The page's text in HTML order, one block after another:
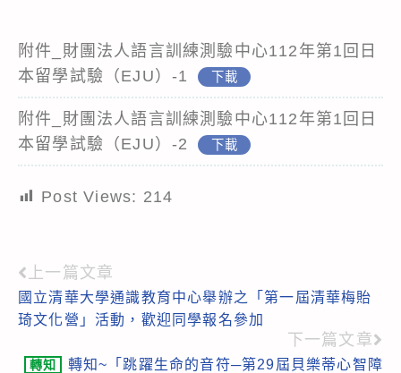
附件_財團法人語言訓練測驗中心112年第1回日
本留學試驗（EJU）-1
下載
附件_財團法人語言訓練測驗中心112年第1回日
本留學試驗（EJU）-2
下載
Post Views: 214
Read
more
上一篇文章
國立清華大學通識教育中心舉辦之「第一屆清華梅貽
琦文化營」活動，歡迎同學報名參加
下一篇文章
轉知
轉知~「跳躍生命的音符─第29屆貝樂蒂心智障